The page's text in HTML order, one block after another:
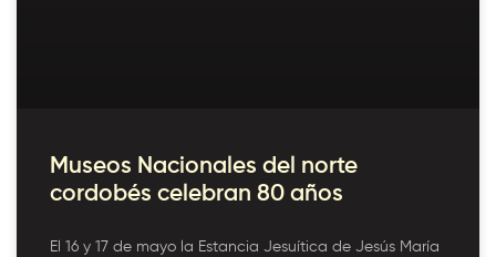
Museos Nacionales del norte
cordobés celebran 80 años
El 16 y 17 de mayo la Estancia Jesuítica de Jesús María